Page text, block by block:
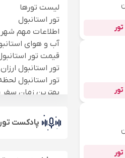
لیست تورها
تور استانبول
اطلاعات مهم شهر
آب و هوای
قیمت تور
تور استانبول ارزان
تور استانبول
بهترین زمان سفر
انواع پکیج های
نکاتی برای
کدام ایرلاین ها
پادکست